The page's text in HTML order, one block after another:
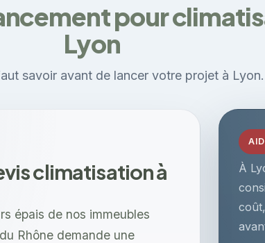
pour
Lyon
savoir avant de lancer votre projet à Lyon.
À
climatisation à
épais de nos immeubles
Rhône demande une